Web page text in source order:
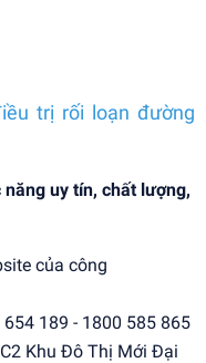
trị rối loạn đường
uy tín, chất lượng,
của công
189 - 1800 585 865
Khu Đô Thị Mới Đại